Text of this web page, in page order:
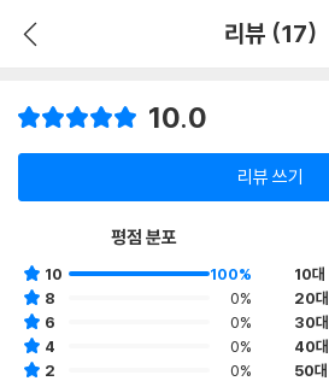
리뷰 (17)
10.0
리뷰 쓰기
평점 분포
10
100%
8
0%
6
0%
4
0%
2
0%
10대
20대
30대
40대
50대